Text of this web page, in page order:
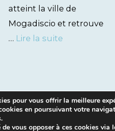
atteint la ville de
Mogadiscio et retrouve
… Lire la suite
pour vous offrir la meilleure
en poursuivant votre
vous opposer à ces cookies